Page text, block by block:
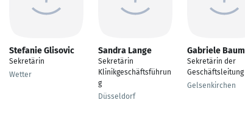
Stefanie Glisovic
Sekretärin
Wetter
Sandra Lange
Sekretärin
Klinikgeschäftsführun
g
Düsseldorf
Gabriele Baum
Sekretärin der
Geschäftsleitung
Gelsenkirchen